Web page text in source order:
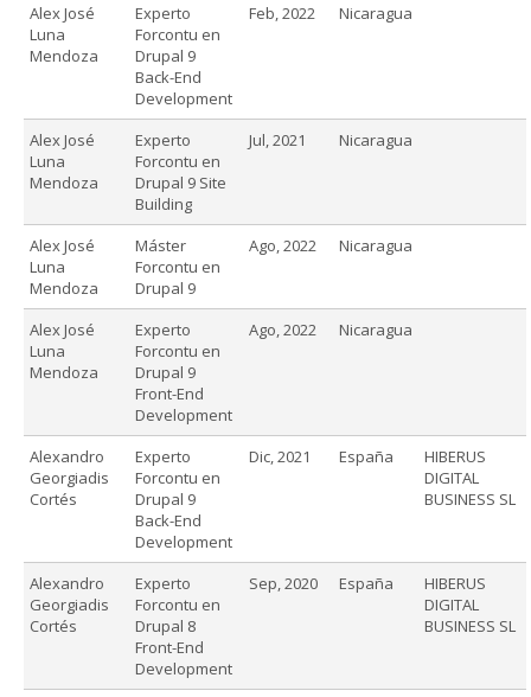
Alex José
Luna
Mendoza
Experto
Forcontu en
Drupal 9
Back-End
Development
Feb, 2022 Nicaragua
Alex José
Luna
Mendoza
Experto
Forcontu en
Drupal 9 Site
Building
Jul, 2021 Nicaragua
Alex José
Luna
Mendoza
Máster
Forcontu en
Drupal 9
Ago, 2022 Nicaragua
Alex José
Luna
Mendoza
Experto
Forcontu en
Drupal 9
Front-End
Development
Ago, 2022 Nicaragua
Alexandro
Georgiadis
Cortés
Experto
Forcontu en
Drupal 9
Back-End
Development
Dic, 2021 España
HIBERUS
DIGITAL
BUSINESS SL
Alexandro
Georgiadis
Cortés
Experto
Forcontu en
Drupal 8
Front-End
Development
Sep, 2020 España
HIBERUS
DIGITAL
BUSINESS SL